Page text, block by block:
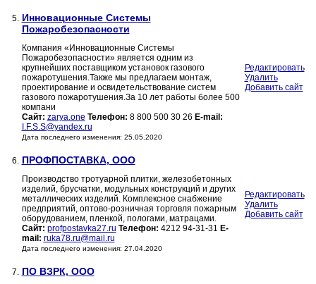
5. Инновационные Системы
Пожаробезопасности
Компания «Инновационные Системы
Пожаробезопасности» является одним из
крупнейших поставщиком установок газового
пожаротушения.Также мы предлагаем монтаж,
проектирование и освидетельствование систем
газового пожаротушения.За 10 лет работы более 500
компани
Сайт: zarya.one Телефон: 8 800 500 30 26 E-mail:
I.F.S.S@yandex.ru
Дата последнего изменения: 25.05.2020
Редактировать
Удалить
Добавить сайт
6. ПРОФПОСТАВКА, ООО
Производство тротуарной плитки, железобетонных
изделий, брусчатки, модульных конструкций и других
металлических изделий. Комплексное снабжение
предприятий, оптово-розничная торговля пожарным
оборудованием, пленкой, пологами, матрацами.
Сайт: profpostavka27.ru Телефон: 4212 94-31-31 E-
mail: ruka78.ru@mail.ru
Дата последнего изменения: 27.04.2020
Редактировать
Удалить
Добавить сайт
7. ПО ВЗРК, ООО